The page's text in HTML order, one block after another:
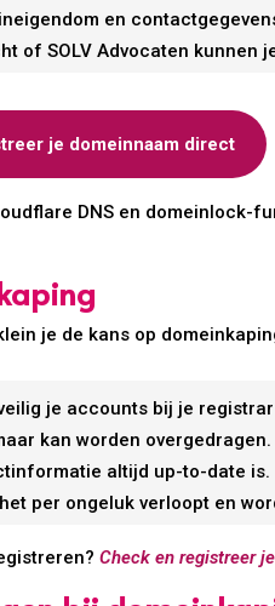
en
of SOLV Advocaten kunnen
je domeinnaam direct
DNS en domeinlock-
je de kans op
je accounts bij je
kan worden overgedragen.
altijd up-to-date is.
per ongeluk verloopt en
Check en registreer